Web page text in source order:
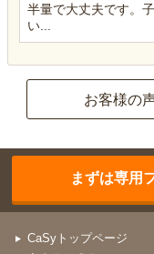
半量で大丈夫です。
い...
お客様の
まずは専用
CaSyトップページ